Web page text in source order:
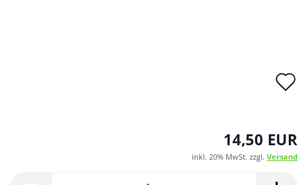
14,50 EUR
inkl. 20% MwSt. zzgl. Versand